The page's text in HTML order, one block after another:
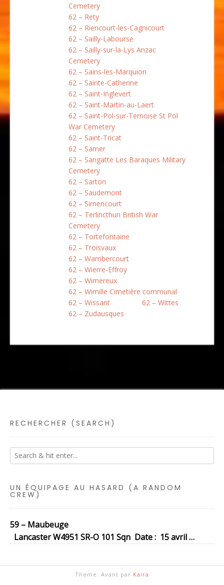
Cemetery
62 – Rety
62 – Riencourt-les-Cagnicourt
62 – Sailly-Labourse
62 – Sailly-sur-la-Lys Anzac
Cemetery
62 – Sains-les-Marquion
62 – Sainte-Catherine
62 – Saint-Inglevert
62 – Saint-Martin-au-Laert
62 – Saint-Pol-sur-Ternoise St Pol
War Cemetery
62 – Saint-Tricat
62 – Samer
62 – Sangatte Les Baraques Military
Cemetery
62 – Sarton
62 – Saudemont
62 – Simencourt
62 – Terlincthun British War
Cemetery
62 – Tortefontaine
62 – Troisvaux
62 – Wambercourt
62 – Wierre-Effroy
62 – Wimereux
62 – Wimille Cimetière communal
62 – Wissant
62 – Wittes
62 – Zudausques
RECHERCHER (SEARCH)
UN ÉQUIPAGE AU HASARD (A RANDOM
CREW)
59 – Maubeuge
Lancaster W4951 SR-O 101 Sqn Date : 15 avril …
Theme: Avant par Kaira